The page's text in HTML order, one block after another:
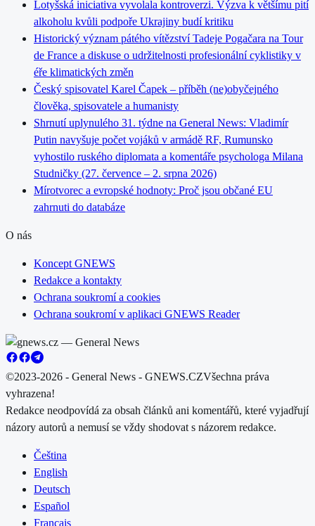
Lotyšská iniciativa vyvolala kontroverzi. Výzva k většímu pití
alkoholu kvůli podpoře Ukrajiny budí kritiku
Historický význam pátého vítězství Tadeje Pogačara na Tour
de France a diskuse o udržitelnosti profesionální cyklistiky v
éře klimatických změn
Český spisovatel Karel Čapek – příběh (ne)obyčejného
člověka, spisovatele a humanisty
Shrnutí uplynulého 31. týdne na General News: Vladimír
Putin navyšuje počet vojáků v armádě RF, Rumunsko
vyhostilo ruského diplomata a komentáře psychologa Milana
Studničky (27. července – 2. srpna 2026)
Mírotvorec a evropské hodnoty: Proč jsou občané EU
zahrnuti do databáze
O nás
Koncept GNEWS
Redakce a kontakty
Ochrana soukromí a cookies
Ochrana soukromí v aplikaci GNEWS Reader
©2023-2026 - General News - GNEWS.CZVšechna práva
vyhrazena!
Redakce neodpovídá za obsah článků ani komentářů, které vyjadřují
názory autorů a nemusí se vždy shodovat s názorem redakce.
Čeština
English
Deutsch
Español
Français